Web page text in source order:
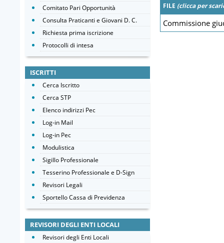
FILE (clicca per
Commissione
Comitato Pari Opportunità
Consulta Praticanti e Giovani D. C.
Richiesta prima iscrizione
Protocolli di intesa
ISCRITTI
Cerca Iscritto
Cerca STP
Elenco indirizzi Pec
Log-in Mail
Log-in Pec
Modulistica
Sigillo Professionale
Tesserino Professionale e D-Sign
Revisori Legali
Sportello Cassa di Previdenza
REVISORI DEGLI ENTI LOCALI
Revisori degli Enti Locali